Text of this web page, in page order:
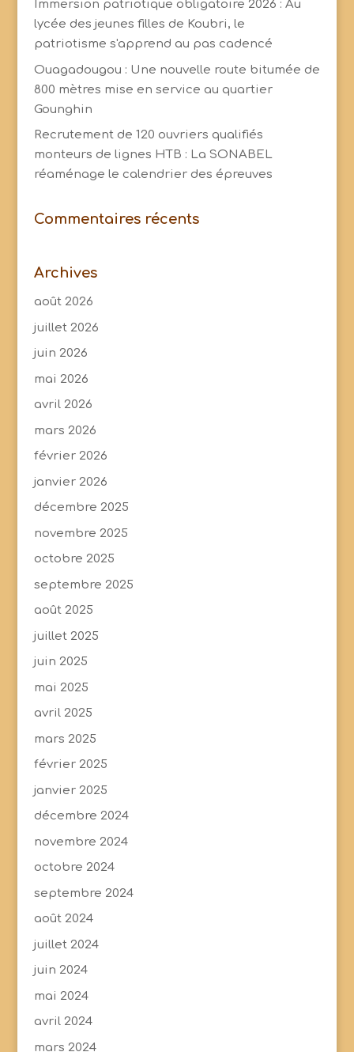
Immersion patriotique obligatoire 2026 : Au
lycée des jeunes filles de Koubri, le
patriotisme s'apprend au pas cadencé
Ouagadougou : Une nouvelle route bitumée de
800 mètres mise en service au quartier
Gounghin
Recrutement de 120 ouvriers qualifiés
monteurs de lignes HTB : La SONABEL
réaménage le calendrier des épreuves
Commentaires récents
Archives
août 2026
juillet 2026
juin 2026
mai 2026
avril 2026
mars 2026
février 2026
janvier 2026
décembre 2025
novembre 2025
octobre 2025
septembre 2025
août 2025
juillet 2025
juin 2025
mai 2025
avril 2025
mars 2025
février 2025
janvier 2025
décembre 2024
novembre 2024
octobre 2024
septembre 2024
août 2024
juillet 2024
juin 2024
mai 2024
avril 2024
mars 2024